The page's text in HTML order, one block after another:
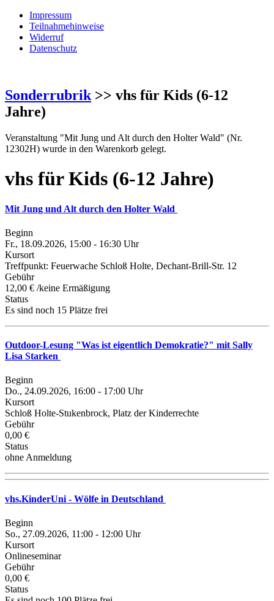
Impressum
Teilnahmehinweise
Widerruf
Datenschutz
Sonderrubrik >> vhs für Kids (6-12
Jahre)
Veranstaltung "Mit Jung und Alt durch den Holter Wald" (Nr.
12302H) wurde in den Warenkorb gelegt.
vhs für Kids (6-12 Jahre)
Mit Jung und Alt durch den Holter Wald
Beginn
Fr., 18.09.2026, 15:00 - 16:30 Uhr
Kursort
Treffpunkt: Feuerwache Schloß Holte, Dechant-Brill-Str. 12
Gebühr
12,00 € /keine Ermäßigung
Status
Es sind noch 15 Plätze frei
Outdoor-Lesung "Was ist eigentlich Demokratie?" mit Sally
Lisa Starken
Beginn
Do., 24.09.2026, 16:00 - 17:00 Uhr
Kursort
Schloß Holte-Stukenbrock, Platz der Kinderrechte
Gebühr
0,00 €
Status
ohne Anmeldung
vhs.KinderUni - Wölfe in Deutschland
Beginn
So., 27.09.2026, 11:00 - 12:00 Uhr
Kursort
Onlineseminar
Gebühr
0,00 €
Status